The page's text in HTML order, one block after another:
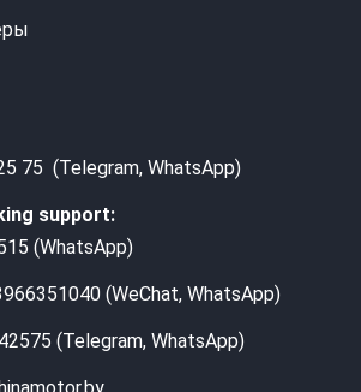
75 (Telegram, WhatsApp)
support:
(WhatsApp)
(WeChat, WhatsApp)
(Telegram, WhatsApp)